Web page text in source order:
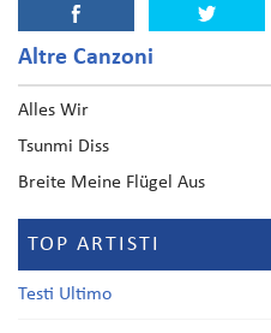
Altre Canzoni
Alles Wir
Tsunmi Diss
Breite Meine Flügel Aus
TOP ARTISTI
Testi Ultimo